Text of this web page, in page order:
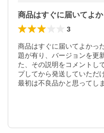
3
商品はすぐに届いてよかっ
題が有り、バージョンを更
た、その説明をコメントし
プしてから発送していただ
最初は不良品かと思ってし